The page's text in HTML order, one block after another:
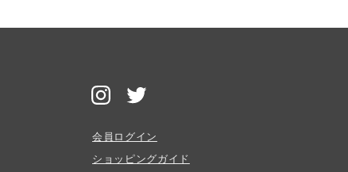
会員ログイン
ショッピングガイド